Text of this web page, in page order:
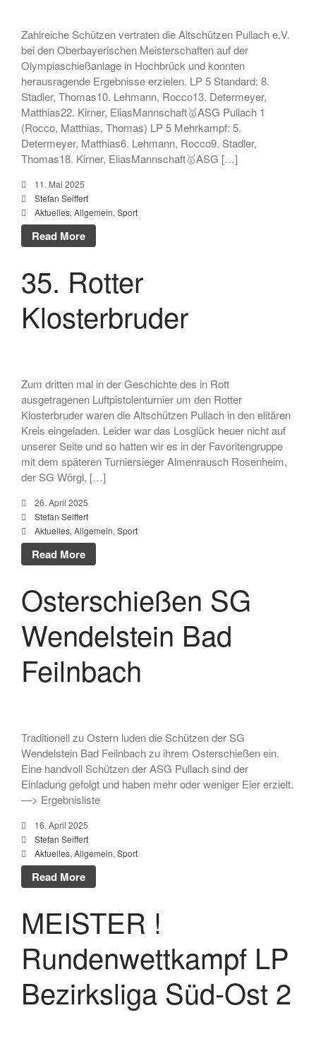
Juni 2021
März 2021
Januar 2021
Dezember 2020
November 2020
September 2020
Juli 2020
November 2019
August 2019
Juni 2019
Mai 2019
April 2019
März 2019
September 2018
August 2018
Juli 2018
Februar 2018
Januar 2018
Mai 2017
April 2009
Oktober 2006
September 2006
April 2006
Zahlreiche Schützen vertraten die Altschützen Pullach e.V.
bei den Oberbayerischen Meisterschaften auf der
Olympiaschießanlage in Hochbrück und konnten
herausragende Ergebnisse erzielen. LP 5 Standard: 8.
Stadler, Thomas10. Lehmann, Rocco13. Determeyer,
Matthias22. Kirner, EliasMannschaft🥇ASG Pullach 1
(Rocco, Matthias, Thomas) LP 5 Mehrkampf: 5.
Determeyer, Matthias6. Lehmann, Rocco9. Stadler,
Thomas18. Kirner, EliasMannschaft🥇ASG […]
11. Mai 2025
Stefan Seiffert
Aktuelles, Allgemein, Sport
Read More
35. Rotter
Klosterbruder
Zum dritten mal in der Geschichte des in Rott
ausgetragenen Luftpistolenturnier um den Rotter
Klosterbruder waren die Altschützen Pullach in den elitären
Kreis eingeladen. Leider war das Losglück heuer nicht auf
unserer Seite und so hatten wir es in der Favoritengruppe
mit dem späteren Turniersieger Almenrausch Rosenheim,
der SG Wörgl, […]
26. April 2025
Stefan Seiffert
Aktuelles, Allgemein, Sport
Read More
Osterschießen SG
Wendelstein Bad
Feilnbach
Traditionell zu Ostern luden die Schützen der SG
Wendelstein Bad Feilnbach zu ihrem Osterschießen ein.
Eine handvoll Schützen der ASG Pullach sind der
Einladung gefolgt und haben mehr oder weniger Eier erzielt.
—> Ergebnisliste
16. April 2025
Stefan Seiffert
Aktuelles, Allgemein, Sport
Read More
MEISTER !
Rundenwettkampf LP
Bezirksliga Süd-Ost 2